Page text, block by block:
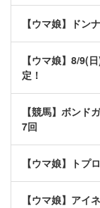
【ウマ娘】ドン
【ウマ娘】8/9(
定！
【競馬】ボン
7回
【ウマ娘】トプ
【ウマ娘】アイ